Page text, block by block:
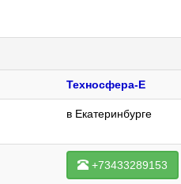
Техносфера-Е
в Екатеринбурге
+73433289153